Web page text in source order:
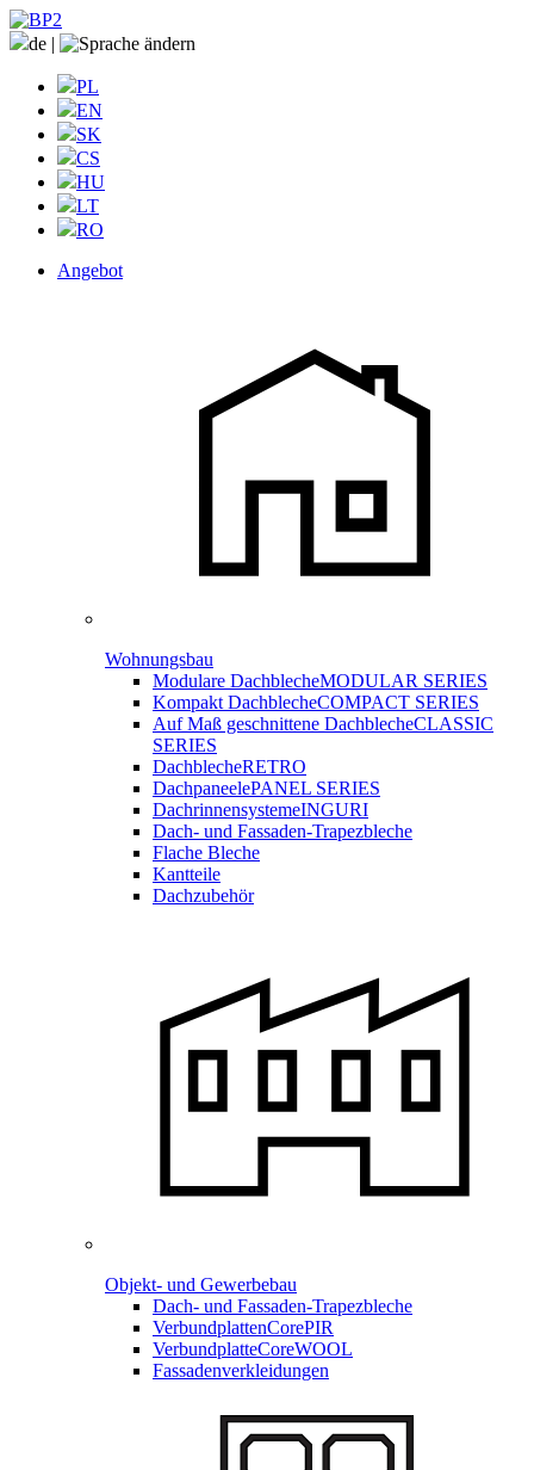
de |
PL
EN
SK
CS
HU
LT
RO
Angebot
Wohnungsbau
Modulare DachblecheMODULAR SERIES
Kompakt DachblecheCOMPACT SERIES
Auf Maß geschnittene DachblecheCLASSIC
SERIES
DachblecheRETRO
DachpaneelePANEL SERIES
DachrinnensystemeINGURI
Dach- und Fassaden-Trapezbleche
Flache Bleche
Kantteile
Dachzubehör
Objekt- und Gewerbebau
Dach- und Fassaden-Trapezbleche
VerbundplattenCorePIR
VerbundplatteCoreWOOL
Fassadenverkleidungen